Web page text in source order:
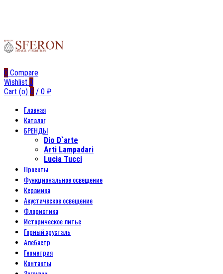
0 Compare
Wishlist 0
Cart (o) 0 / 0 ₽
Главная
Каталог
БРЕНДЫ
Dio D`arte
Arti Lampadari
Lucia Tucci
Проекты
Функциональное освещение
Керамика
Акустическое освещение
Флористика
Историческое литье
Горный хрусталь
Алебастр
Геометрия
Контакты